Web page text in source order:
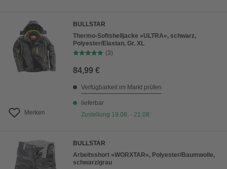
Merken
BULLSTAR
Thermo-Softshelljacke »ULTRA«, schwarz,
Polyester/Elastan, Gr. XL
(3)
84,99 €
Verfügbarkeit im Markt prüfen
lieferbar
Zustellung 19.08. - 21.08.
BULLSTAR
Arbeitsshort »WORXTAR«, Polyester/Baumwolle,
schwarz/grau